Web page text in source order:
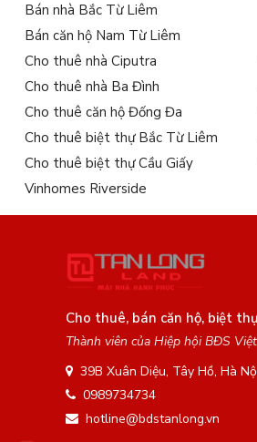
Bán nhà Bắc Từ Liêm
Bán căn hộ Nam Từ Liêm
Cho thuê nhà Ciputra
Cho thuê nhà Ba Đình
Cho thuê căn hộ Đống Đa
Cho thuê biệt thự Bắc Từ Liêm
Cho thuê biệt thự Cầu Giấy
Vinhomes Riverside
Cho thuê, bán căn hộ, biệt
Thành viên của Hiệp hội BĐS
39B Xuân Diệu, Tây Hồ, Hà
0989734734
hotline@bdstanlong.vn